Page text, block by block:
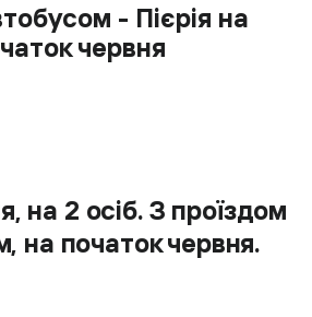
- Пієрія на
червня
на 2 осіб. З проїздом
на початок червня.